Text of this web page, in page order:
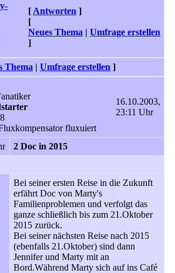
[ Antworten ]
[
Neues Thema | Umfrage erstellen
]
Thema | Umfrage erstellen ]
fluxuiert
16.10.2003,
23:11 Uhr
2 Doc in 2015
Bei seiner ersten Reise in die Zukunft
erfährt Doc von Marty's
Familienproblemen und verfolgt das
ganze schließlich bis zum 21.Oktober
2015 zurück.
Bei seiner nächsten Reise nach 2015
(ebenfalls 21.Oktober) sind dann
Jennifer und Marty mit an
Bord.Während Marty sich auf ins Café